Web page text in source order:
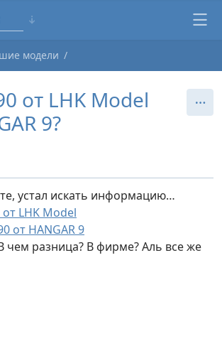
модели
от LHK Model
9?
устал искать информацию…
LHK Model
от HANGAR 9
чем разница? В фирме? Аль все же